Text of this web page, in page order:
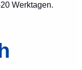
Werktagen.